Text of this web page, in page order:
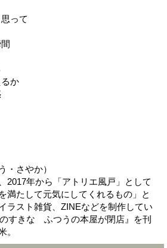
って
か
・さやか）
2017年から「アトリエ風戸」として
満たして元気にしてくれるもの」と
ラスト雑貨、ZINEなどを制作してい
すきな ふつうの本屋が閉店』を刊
。